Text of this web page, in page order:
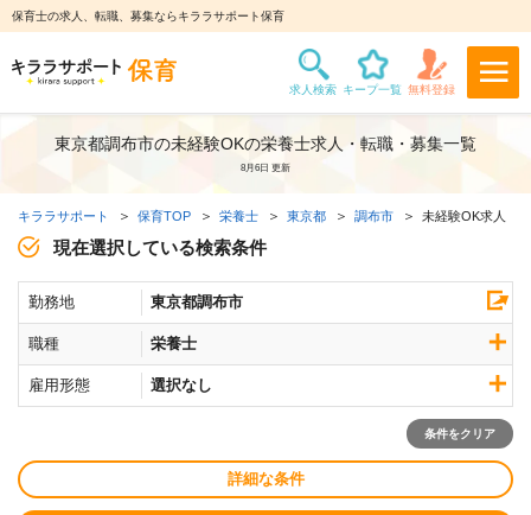
保育士の求人、転職、募集ならキララサポート保育
東京都調布市の未経験OKの栄養士求人・転職・募集一覧
8月6日 更新
キララサポート 保育TOP 栄養士 東京都 調布市 未経験OK求人
現在選択している検索条件
勤務地 東京都調布市
職種 栄養士
雇用形態 選択なし
条件をクリア
詳細な条件